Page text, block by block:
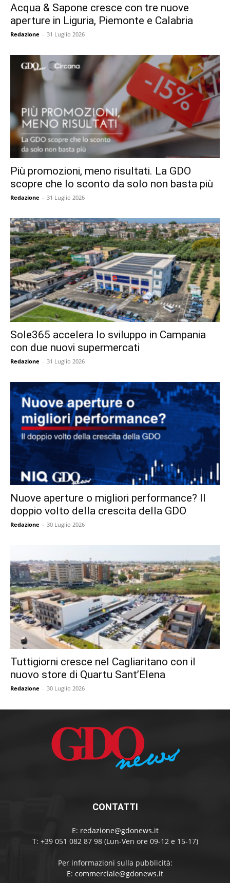
Acqua & Sapone cresce con tre nuove
aperture in Liguria, Piemonte e Calabria
Redazione - 31 Luglio 2026
Più promozioni, meno risultati. La GDO
scopre che lo sconto da solo non basta più
Redazione - 31 Luglio 2026
Sole365 accelera lo sviluppo in Campania
con due nuovi supermercati
Redazione - 31 Luglio 2026
Nuove aperture o migliori performance? Il
doppio volto della crescita della GDO
Redazione - 30 Luglio 2026
Tuttigiorni cresce nel Cagliaritano con il
nuovo store di Quartu Sant’Elena
Redazione - 30 Luglio 2026
CONTATTI
E: redazione@gdonews.it
T: +39 051 082 87 98 (Lun-Ven ore 09-12 e 15-17)
Per informazioni sulla pubblicità:
E: commerciale@gdonews.it